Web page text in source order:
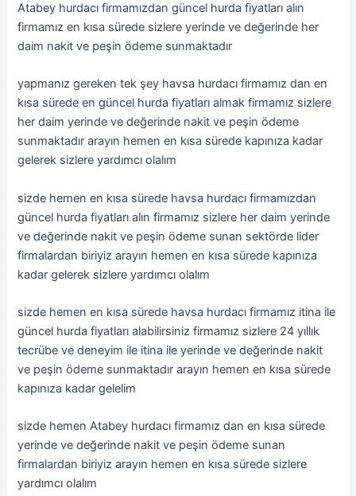
Atabey hurdacı firmamızdan güncel hurda fiyatları alın
firmamız en kısa sürede sizlere yerinde ve değerinde her
daim nakit ve peşin ödeme sunmaktadır
yapmanız gereken tek şey havsa hurdacı firmamız dan en
kısa sürede en güncel hurda fiyatları almak firmamız sizlere
her daim yerinde ve değerinde nakit ve peşin ödeme
sunmaktadır arayın hemen en kısa sürede kapınıza kadar
gelerek sizlere yardımcı olalım
sizde hemen en kısa sürede havsa hurdacı firmamızdan
güncel hurda fiyatları alın firmamız sizlere her daim yerinde
ve değerinde nakit ve peşin ödeme sunan sektörde lider
firmalardan biriyiz arayın hemen en kısa sürede kapınıza
kadar gelerek sizlere yardımcı olalım
sizde hemen en kısa sürede havsa hurdacı firmamız itina ile
güncel hurda fiyatları alabilirsiniz firmamız sizlere 24 yıllık
tecrübe ve deneyim ile itina ile yerinde ve değerinde nakit
ve peşin ödeme sunmaktadır arayın hemen en kısa sürede
kapınıza kadar gelelim
sizde hemen Atabey hurdacı firmamız dan en kısa sürede
yerinde ve değerinde nakit ve peşin ödeme sunan
firmalardan biriyiz arayın hemen en kısa sürede sizlere
yardımcı olalım